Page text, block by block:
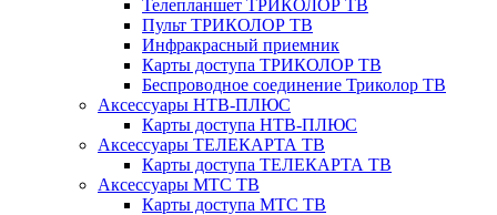
Телепланшет ТРИКОЛОР ТВ
Пульт ТРИКОЛОР ТВ
Инфракрасный приемник
Карты доступа ТРИКОЛОР ТВ
Беспроводное соединение Триколор ТВ
Аксессуары НТВ-ПЛЮС
Карты доступа НТВ-ПЛЮС
Аксессуары ТЕЛЕКАРТА ТВ
Карты доступа ТЕЛЕКАРТА ТВ
Аксессуары МТС ТВ
Карты доступа МТС ТВ